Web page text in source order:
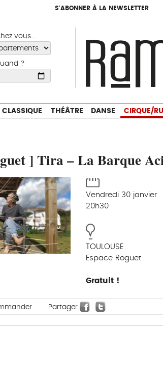
S'ABONNER À LA NEWSLETTER
vous...
?
S'ABONNER À LA NEWSLETTER
CLASSIQUE THÉÂTRE DANSE CIRQUE/
] Tira – La Barque
Vendredi 30 janvier
20h30
TOULOUSE
Espace Roguet
Gratuit !
Partager